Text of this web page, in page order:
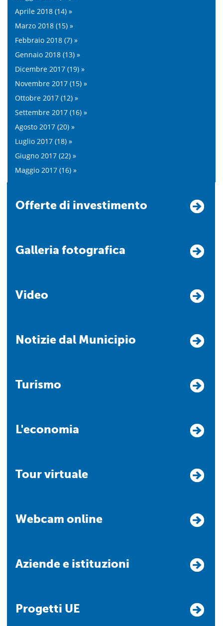
Aprile 2018 (14) »
Marzo 2018 (15) »
Febbraio 2018 (7) »
Gennaio 2018 (13) »
Dicembre 2017 (19) »
Novembre 2017 (15) »
Ottobre 2017 (12) »
Settembre 2017 (16) »
Agosto 2017 (20) »
Luglio 2017 (18) »
Giugno 2017 (22) »
Maggio 2017 (16) »
Offerte di investimento
Galleria fotografica
Video
Notizie dal Municipio
Turismo
L'economia
Tour virtuale
Webcam online
Aziende e istituzioni
Progetti UE